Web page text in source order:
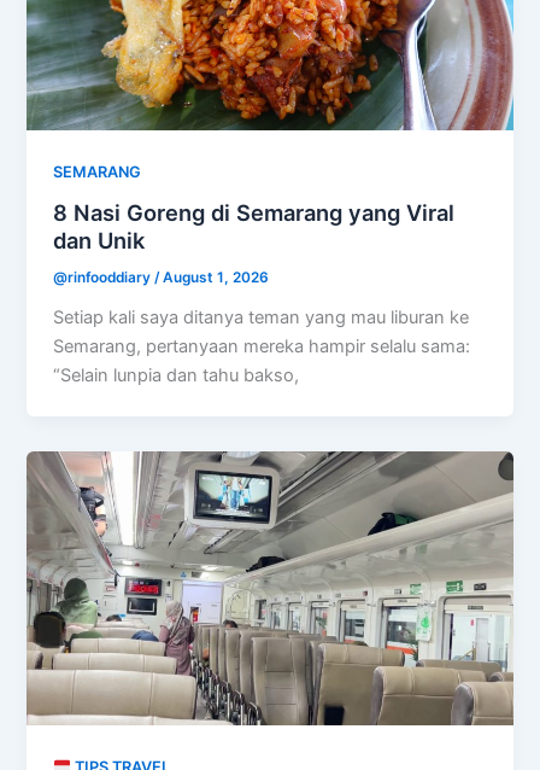
SEMARANG
8 Nasi Goreng di Semarang yang Viral
dan Unik
@rinfooddiary/August 1, 2026
Setiap kali saya ditanya teman yang mau liburan ke
Semarang, pertanyaan mereka hampir selalu sama:
“Selain lunpia dan tahu bakso,